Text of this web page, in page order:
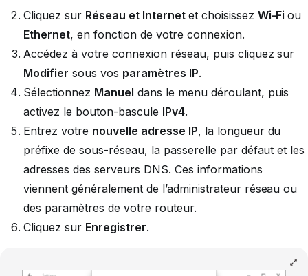
Cliquez sur Réseau et Internet et choisissez Wi-Fiou
Ethernet, en fonction de votre connexion.
Accédez à votre connexion réseau, puis cliquez sur
Modifier sous vos paramètres IP.
Sélectionnez Manuel dans le menu déroulant, puis
activez le bouton-bascule IPv4.
Entrez votre nouvelle adresse IP, la longueur du
préfixe de sous-réseau, la passerelle par défaut et les
adresses des serveurs DNS. Ces informations
viennent généralement de l’administrateur réseau ou
des paramètres de votre routeur.
Cliquez sur Enregistrer.